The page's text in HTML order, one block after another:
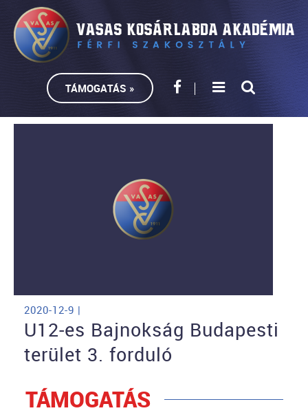
TÁMOGATÁS »
2020-12-9 |
U12-es Bajnokság Budapesti
terület 3. forduló
TÁMOGATÁS